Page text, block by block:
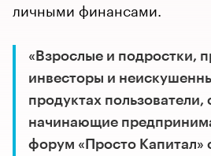
личными финансами.
«Взрослые и подростки,
инвесторы и
продуктах пользователи,
начинающие
форум «Просто Капитал»